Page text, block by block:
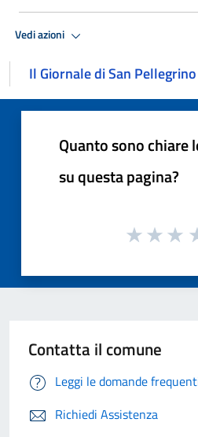
Vedi azioni
Il Giornale di San Pellegrino
Quanto sono chiare
su questa pagina?
Contatta il comune
Leggi le domande
Richiedi Assistenza